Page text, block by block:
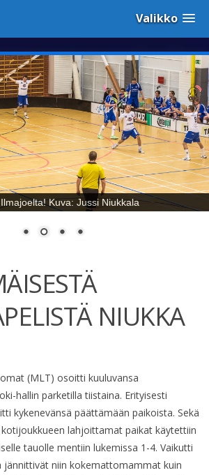
Valikko
Kuva: Jussi Niukkala
NIUKKA
(MLT) osoitti kuuluvansa
hallin parketilla tiistaina. Erityisesti
kykenevänsä päättämään paikoista. Sekä
lahjoittamat paikat käytettiin
tauolle mentiin lukemissa 1-4. Vaikutti
jännittivät niin kokemattomammat kuin